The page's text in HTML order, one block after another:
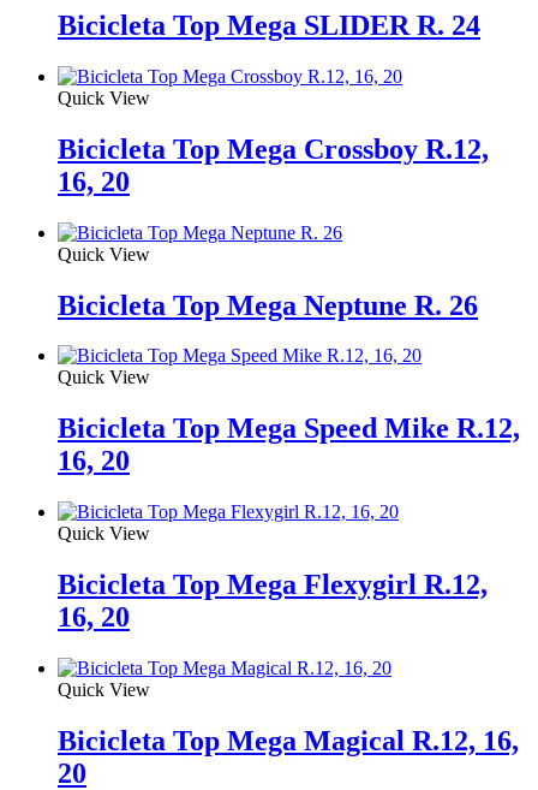
Bicicleta Top Mega SLIDER R. 24
Quick View
Bicicleta Top Mega Crossboy R.12,
16, 20
Quick View
Bicicleta Top Mega Neptune R. 26
Quick View
Bicicleta Top Mega Speed Mike R.12,
16, 20
Quick View
Bicicleta Top Mega Flexygirl R.12,
16, 20
Quick View
Bicicleta Top Mega Magical R.12, 16,
20